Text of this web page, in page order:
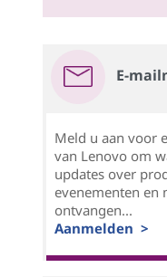
E-
Meld u aan voor
van Lenovo om
updates over
evenementen en
ontvangen...
Aanmelden >